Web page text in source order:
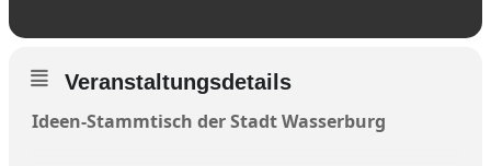
Veranstaltungsdetails
Ideen-Stammtisch der Stadt Wasserburg